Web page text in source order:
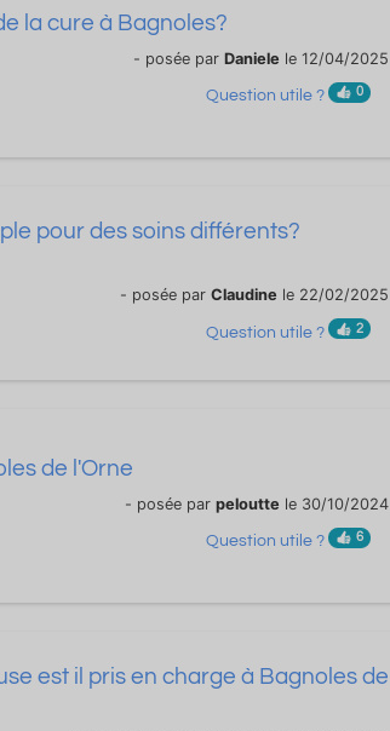
la cure à Bagnoles?
- posée par Daniele le 12/04/2025
Question utile ? 0
pour des soins différents?
- posée par Claudine le 22/02/2025
Question utile ? 2
de l'Orne
- posée par peloutte le 30/10/2024
Question utile ? 6
est il pris en charge à Bagnoles de